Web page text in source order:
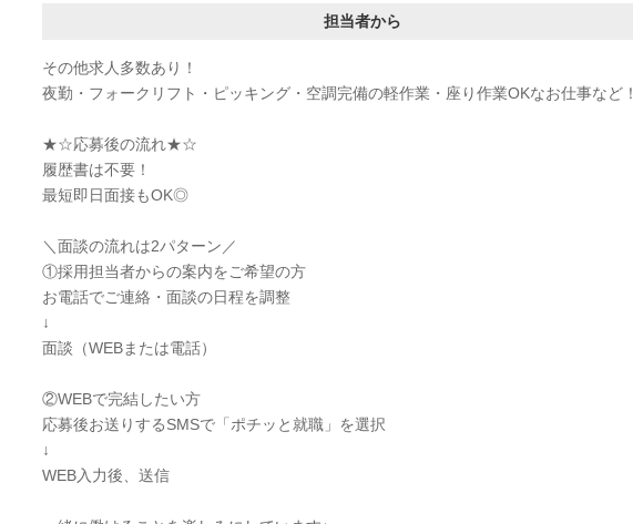
担当者から
その他求人多数あり！
夜勤・フォークリフト・ピッキング・空調完備の軽作業・座り作業OKなお仕事など！
★☆応募後の流れ★☆
履歴書は不要！
最短即日面接もOK◎
＼面談の流れは2パターン／
①採用担当者からの案内をご希望の方
お電話でご連絡・面談の日程を調整
↓
面談（WEBまたは電話）
②WEBで完結したい方
応募後お送りするSMSで「ポチッと就職」を選択
↓
WEB入力後、送信